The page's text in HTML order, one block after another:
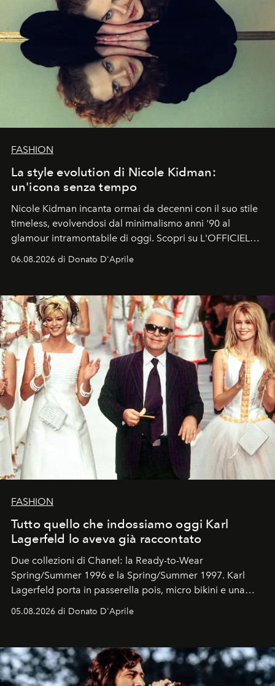
FASHION
La style evolution di Nicole Kidman:
un'icona senza tempo
Nicole Kidman incanta ormai da decenni con il suo stile
timeless, evolvendosi dal minimalismo anni '90 al
glamour intramontabile di oggi. Scopri su L'OFFICIEL
06.08.2026 di Donato D'Aprile
FASHION
Tutto quello che indossiamo oggi Karl
Lagerfeld lo aveva già raccontato
Due collezioni di Chanel: la Ready-to-Wear
Spring/Summer 1996 e la Spring/Summer 1997. Karl
Lagerfeld porta in passerella pois, micro bikini e una
Kate, Claudia e Carla una dietro l'altra. Trent'anni dopo,
uno dei documenti più contemporanei che abbiamo.
05.08.2026 di Donato D'Aprile